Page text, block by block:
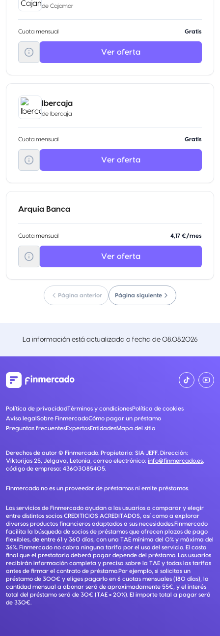
de Cajamar
Cuota mensual Gratis
Ver oferta
Ibercaja
de Ibercaja
Cuota mensual Gratis
Ver oferta
Arquia Banca
Cuota mensual 4,17 €/mes
Ver oferta
Página anterior Página siguiente
La información está actualizada a fecha de 08.08.2026
Política de privacidadTérminos y condicionesPolítica de cookies
Aviso legalSobre FinmercadoCómo pagar un préstamo
Preguntas frecuentesExpertosEntidadesMapa del sitio
Derechos de autor © Finmercado. Propietario: SIA JEFF. Dirección:
Viktorijas 25, Jelgava, Letonia, correo electrónico: info@finmercado.es,
código de empresa: 43603085405.
Finmercado no es un proveedor de préstamos ni emite préstamos.
Los servicios de Finmercado ayudan a los usuarios a comparar y elegir
entre distintos socios CREDITICIOS ACREDITADOS, así como a explorar
diversos productos financieros adaptados a sus necesidades.Finmercado
facilita la búsqueda de socios de préstamos que ofrecen plazos de pago
flexibles, de entre 61 y 360 días, con una TAE mínima del 0% y máxima del
36%. Finmercado no cobra ninguna tarifa por el uso del servicio. El costo
final que el prestatario deberá pagar depende del préstamo. Los usuarios
recibirán información completa y precisa sobre la TAE y todas las tarifas
antes de firmar el contrato de préstamo.Por ejemplo, si solicitas un
préstamo de 300€ y eliges pagarlo en 6 cuotas mensuales (180 días), la
cantidad mensual a abonar será de aproximadamente 55€, y el interés
total del préstamo será de 30€ (TAE = 20%). El importe total a pagar será
de 330€.